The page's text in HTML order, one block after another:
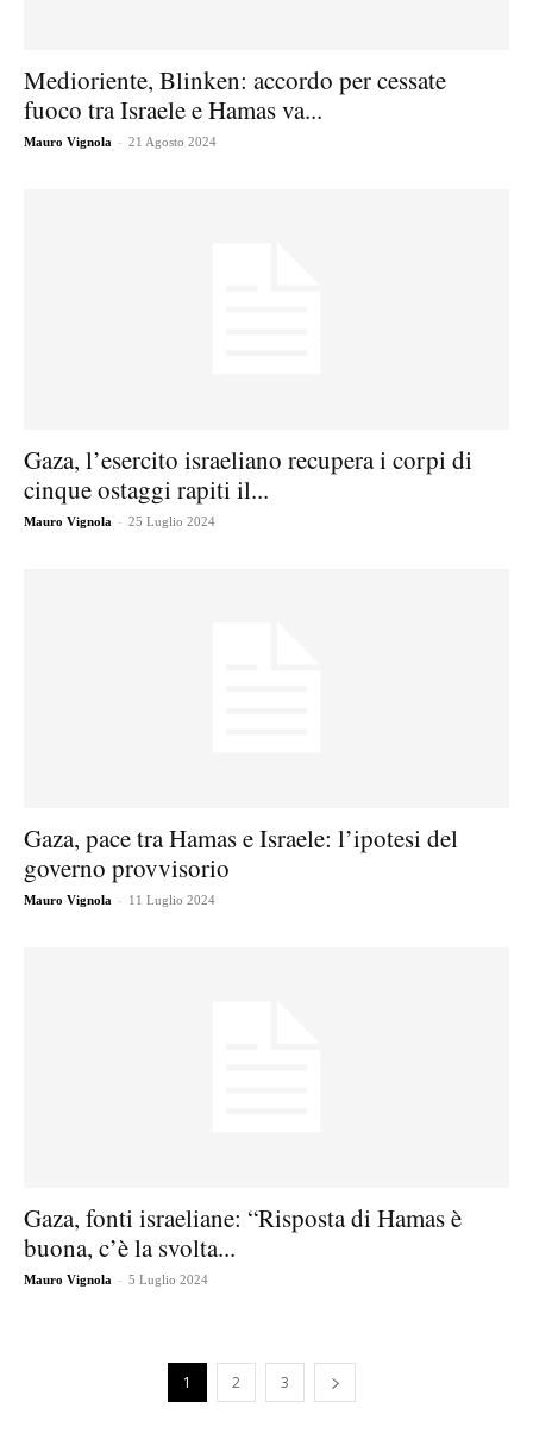
Medioriente, Blinken: accordo per cessate
fuoco tra Israele e Hamas va...
Mauro Vignola - 21 Agosto 2024
Gaza, l’esercito israeliano recupera i corpi di
cinque ostaggi rapiti il...
Mauro Vignola - 25 Luglio 2024
Gaza, pace tra Hamas e Israele: l’ipotesi del
governo provvisorio
Mauro Vignola - 11 Luglio 2024
Gaza, fonti israeliane: “Risposta di Hamas è
buona, c’è la svolta...
Mauro Vignola - 5 Luglio 2024
1 2 3